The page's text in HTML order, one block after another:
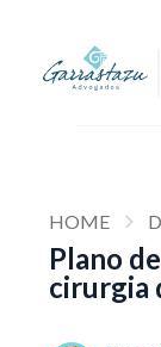
HOME
Plano
cirurgia